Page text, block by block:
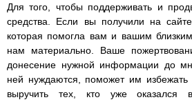
Для того, чтобы поддерживать и
средства. Если вы получили на
которая помогла вам и вашим
нам материально. Ваше
донесение нужной информации до
ней нуждаются, поможет им избежать
выручить тех, кто уже оказался